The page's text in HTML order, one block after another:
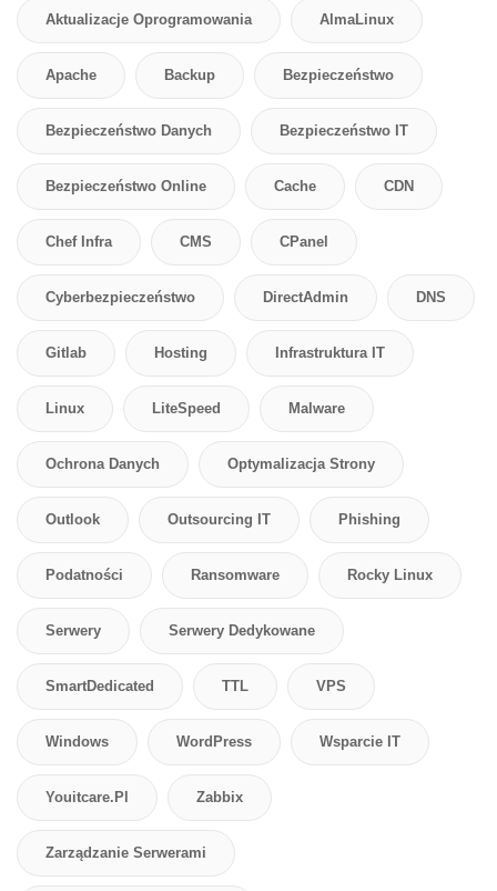
Aktualizacje Oprogramowania AlmaLinux
Apache Backup Bezpieczeństwo
Bezpieczeństwo Danych Bezpieczeństwo IT
Bezpieczeństwo Online Cache CDN
Chef Infra CMS CPanel
Cyberbezpieczeństwo DirectAdmin DNS
Gitlab Hosting Infrastruktura IT
Linux LiteSpeed Malware
Ochrona Danych Optymalizacja Strony
Outlook Outsourcing IT Phishing
Podatności Ransomware Rocky Linux
Serwery Serwery Dedykowane
SmartDedicated TTL VPS
Windows WordPress Wsparcie IT
Youitcare.pl Zabbix
Zarządzanie Serwerami